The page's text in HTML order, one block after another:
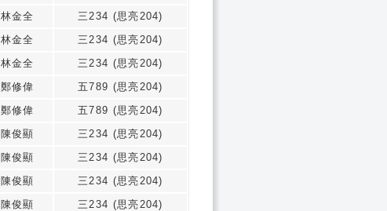
林金全
三234 (思亮204)
林金全
三234 (思亮204)
林金全
三234 (思亮204)
鄭修偉
五789 (思亮204)
鄭修偉
五789 (思亮204)
陳俊顯
三234 (思亮204)
陳俊顯
三234 (思亮204)
陳俊顯
三234 (思亮204)
陳俊顯
三234 (思亮204)